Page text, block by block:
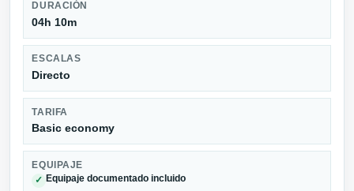
DURACIÓN
04h 10m
ESCALAS
Directo
TARIFA
Basic economy
EQUIPAJE
✓ Equipaje documentado incluido